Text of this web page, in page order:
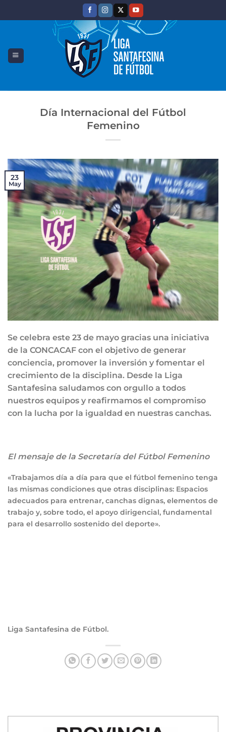
Día Internacional del Fútbol
Femenino
23
May
Se celebra este 23 de mayo gracias una iniciativa
de la CONCACAF con el objetivo de generar
conciencia, promover la inversión y fomentar el
crecimiento de la disciplina. Desde la Liga
Santafesina saludamos con orgullo a todos
nuestros equipos y reafirmamos el compromiso
con la lucha por la igualdad en nuestras canchas.
El mensaje de la Secretaría del Fútbol Femenino
«Trabajamos día a día para que el fútbol femenino tenga
las mismas condiciones que otras disciplinas: Espacios
adecuados para entrenar, canchas dignas, elementos de
trabajo y, sobre todo, el apoyo dirigencial, fundamental
para el desarrollo sostenido del deporte».
Liga Santafesina de Fútbol.